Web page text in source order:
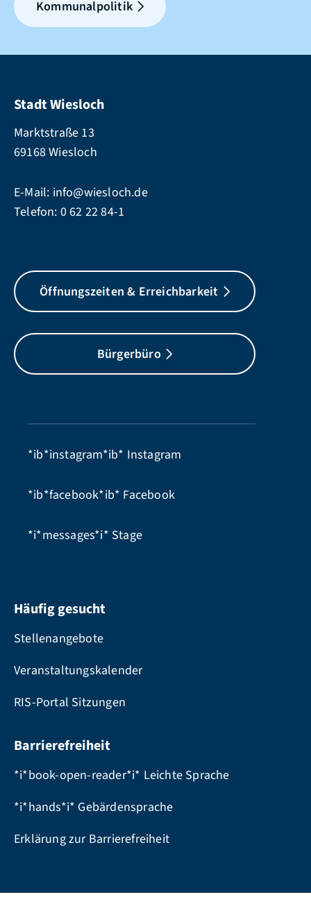
Kommunalpolitik
Stadt Wiesloch
Marktstraße 13
69168 Wiesloch
E-Mail: info@wiesloch.de
Telefon: 0 62 22 84-1
Öffnungszeiten & Erreichbarkeit
Bürgerbüro
*ib*instagram*ib* Instagram
*ib*facebook*ib* Facebook
*i*messages*i* Stage
Häufig gesucht
Stellenangebote
Veranstaltungskalender
RIS-Portal Sitzungen
Barrierefreiheit
*i*book-open-reader*i* Leichte Sprache
*i*hands*i* Gebärdensprache
Erklärung zur Barrierefreiheit